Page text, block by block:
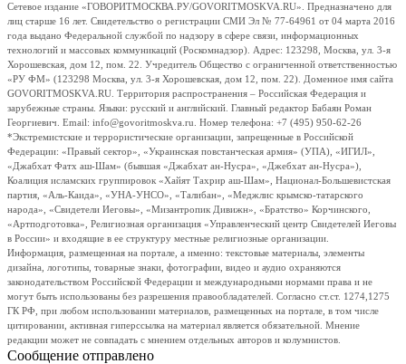
Сетевое издание «ГОВОРИТМОСКВА.РУ/GOVORITMOSKVA.RU». Предназначено для
лиц старше 16 лет. Свидетельство о регистрации СМИ Эл № 77-64961 от 04 марта 2016
года выдано Федеральной службой по надзору в сфере связи, информационных
технологий и массовых коммуникаций (Роскомнадзор). Адрес: 123298, Москва, ул. 3-я
Хорошевская, дом 12, пом. 22. Учредитель Общество с ограниченной ответственностью
«РУ ФМ» (123298 Москва, ул. 3-я Хорошевская, дом 12, пом. 22). Доменное имя сайта
GOVORITMOSKVA.RU. Территория распространения – Российская Федерация и
зарубежные страны. Языки: русский и английский. Главный редактор Бабаян Роман
Георгиевич. Email: info@govoritmoskva.ru. Номер телефона: +7 (495) 950-62-26
*Экстремистские и террористические организации, запрещенные в Российской
Федерации: «Правый сектор», «Украинская повстанческая армия» (УПА), «ИГИЛ»,
«Джабхат Фатх аш-Шам» (бывшая «Джабхат ан-Нусра», «Джебхат ан-Нусра»),
Коалиция исламских группировок «Хайят Тахрир аш-Шам», Национал-Большевистская
партия, «Аль-Каида», «УНА-УНСО», «Талибан», «Меджлис крымско-татарского
народа», «Свидетели Иеговы», «Мизантропик Дивижн», «Братство» Корчинского,
«Артподготовка», Религиозная организация «Управленческий центр Свидетелей Иеговы
в России» и входящие в ее структуру местные религиозные организации.
Информация, размещенная на портале, а именно: текстовые материалы, элементы
дизайна, логотипы, товарные знаки, фотографии, видео и аудио охраняются
законодательством Российской Федерации и международными нормами права и не
могут быть использованы без разрешения правообладателей. Согласно ст.ст. 1274,1275
ГК РФ, при любом использовании материалов, размещенных на портале, в том числе
цитировании, активная гиперссылка на материал является обязательной. Мнение
редакции может не совпадать с мнением отдельных авторов и колумнистов.
Сообщение отправлено